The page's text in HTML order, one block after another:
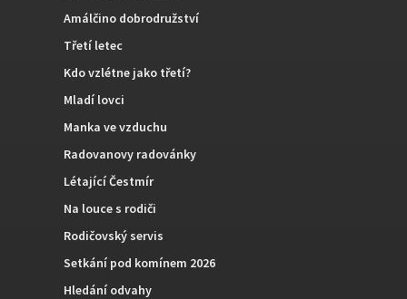
Amálčino dobrodružství
Třetí letec
Kdo vzlétne jako třetí?
Mladí lovci
Manka ve vzduchu
Radovanovy radovánky
Létající Čestmír
Na louce s rodiči
Rodičovský servis
Setkání pod komínem 2026
Hledání odvahy